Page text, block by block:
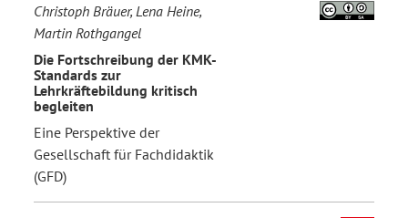
Christoph Bräuer, Lena Heine,
Martin Rothgangel
Die Fortschreibung der KMK-
Standards zur
Lehrkräftebildung kritisch
begleiten
Eine Perspektive der
Gesellschaft für Fachdidaktik
(GFD)